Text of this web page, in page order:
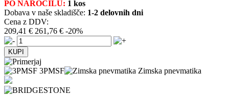
PO NAROČILU: 1 kos
Dobava v naše skladišče: 1-2 delovnih dni
Cena z DDV:
209,41 € 261,76 € -20%
3PMSF Zimska pnevmatika